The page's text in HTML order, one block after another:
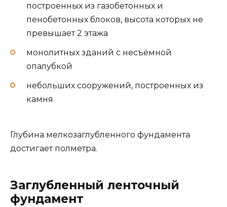
построенных из газобетонных и
пенобетонных блоков, высота которых не
превышает 2 этажа
монолитных зданий с несъёмной
опалубкой
небольших сооружений, построенных из
камня
Глубина мелкозаглубленного фундамента
достигает полметра.
Заглубленный ленточный
фундамент